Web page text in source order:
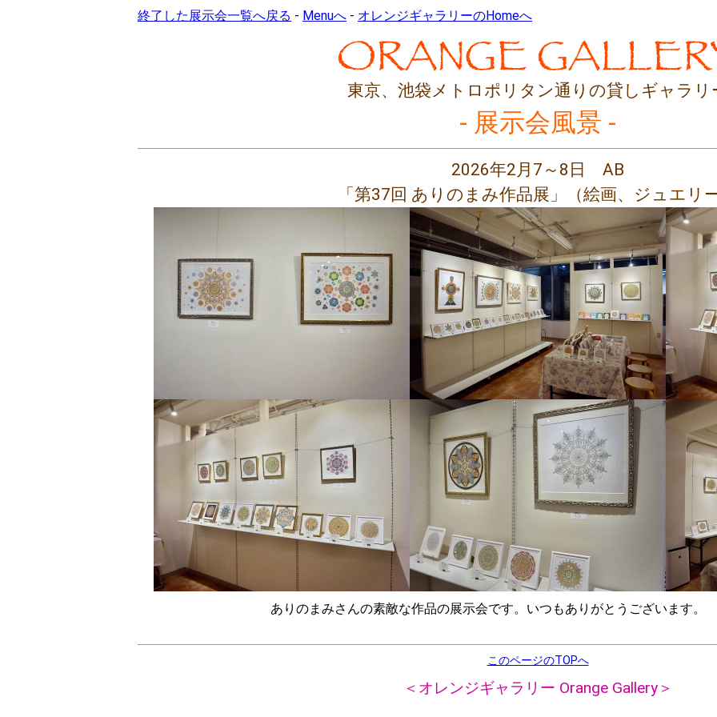
終了した展示会一覧へ戻る - Menuへ - オレンジギャラリーのHomeへ
東京、 池袋メトロポリタン通りの貸しギャラリ
- 展示会風景 -
2026年2月7～8日 AB
「第37回 ありのまみ作品展」（絵画、ジュエリ
ありのまみさんの素敵な作品の展示会です。いつもありがとうございます。
このページのTOPへ
＜オレンジギャラリー Orange Gallery＞